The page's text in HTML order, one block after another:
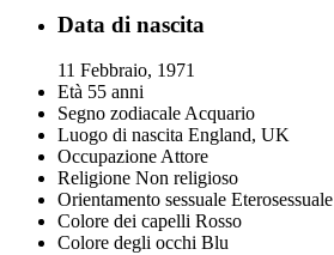
Data di nascita
11 Febbraio, 1971
Età 55 anni
Segno zodiacaleAcquario
Luogo di nascita England, UK
OccupazioneAttore
Religione Non religioso
Orientamento sessuale Eterosessuale
Colore dei capelli Rosso
Colore degli occhi Blu